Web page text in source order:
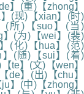
】(重)【zhong】
(现)【xian】(时)
(所)【suo】(当)
】(为)【wei】(裴)
(化)【hua】(范)
】(随)【sui】(着)
te】(文)【wen】
de】(出)【chu】
】(中)【zhong】